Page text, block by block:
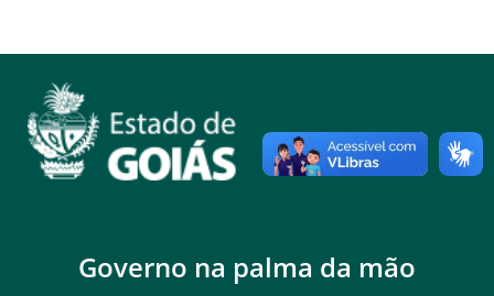
Governo na palma da mão